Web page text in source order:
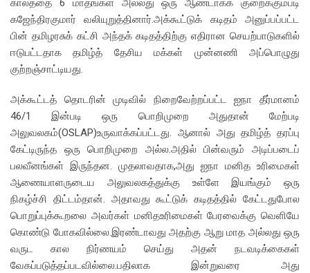
காலத்தை 6 மாதங்கள் அல்லது ஒரு ஆண்டாகக் குறைக்கும்படி
கஜேந்திரகுமார் வலியுறுத்தினார்.அக்கூட்டுக் கடிதம் அனுப்பப்பட்ட
பின் தமிழரசுக் கட்சி அந்தக் கடிதத்திற்கு எதிரான செயற்பாடுகளில்
ஈடுபட்டதாக தமிழ்த் தேசிய மக்கள் முன்னணி அப்பொழுது
குற்றஞ்சாட்டியது.
அக்கூட்டத் தொடரின் முடிவில் நிறைவேற்றப்பட்ட ஐநா தீர்மானம்
46/1 இன்படி ஒரு பொறிமுறை அதுதான் மேற்படி
அலுவலகம்(OSLAP)உருவாக்கப்பட்டது. ஆனால் அது தமிழ்த் தரப்பு
கேட்டிருந்த ஒரு பொறிமுறை அல்ல.அதில் பின்வரும் அடிப்படைப்
பலவீனங்கள் இருந்தன. முதலாவதாக,அது ஐநா மனித உரிமைகள்
ஆணையாளருடைய அலுவலகத்துக்கு உள்ளே இயங்கும் ஒரு
நிகழ்ச்சி திட்டம்தான். அதாவது கூட்டுக் கடிதத்தில் கேட்டதுபோல
பொறுப்புக்கூறலை அவர்கள் மனிதஉரிமைகள் பேரவைக்கு வெளியே
கொண்டு போகவில்லை.இரண்டாவது அதற்கு ஆறு மாத அல்லது ஒரு
வருட கால நிர்ணயம் செய்து அதன் நடவடிக்கைகள்
வேகப்படுத்தப்படவில்லை.பதிலாக இன்றுவரை அது